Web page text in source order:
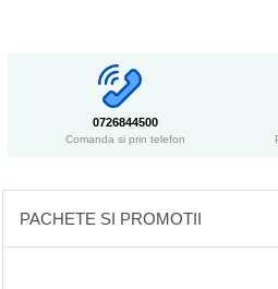
0726844500
Comanda si prin telefon
PACHETE SI PROMOTII